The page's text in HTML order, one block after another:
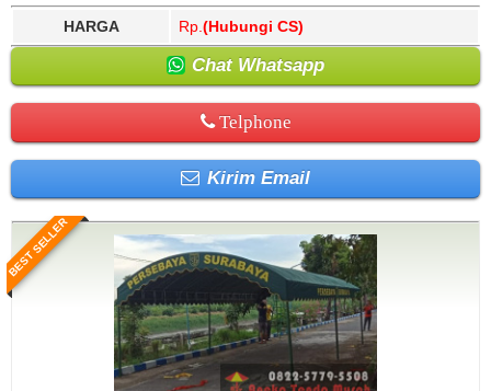
HARGA Rp. (Hubungi CS)
Chat Whatsapp
Telphone
Kirim Email
BEST SELLER